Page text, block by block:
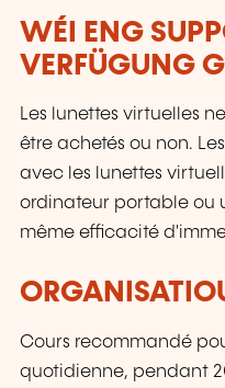
WÉI ENG
VERFÜGUNG
Les lunettes virtuelles
être achetés ou non.
avec les lunettes
ordinateur portable ou
même efficacité
Cours recommandé
quotidienne, pendant